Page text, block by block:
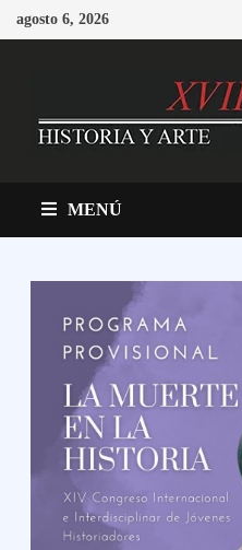
Saltar
al
agosto 6, 2026
MENÚ